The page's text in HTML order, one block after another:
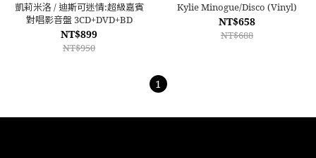
凱莉米洛 / 迪斯可迷情:超級嘉賓
對唱影音盤 3CD+DVD+BD
NT$899
NT$950
Kylie Minogue/Disco (Vinyl)
NT$658
NT$688
1